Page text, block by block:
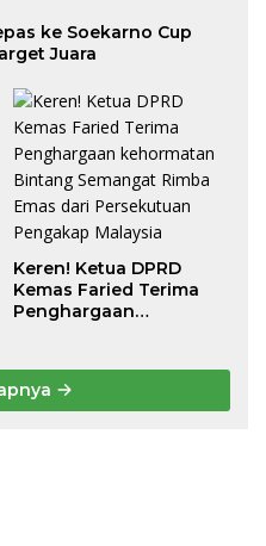
ke Soekarno Cup
Juara
Keren! Ketua DPRD
Kemas Faried Terima
Penghargaan
dari Persekutuan
Pengakap Malaysia